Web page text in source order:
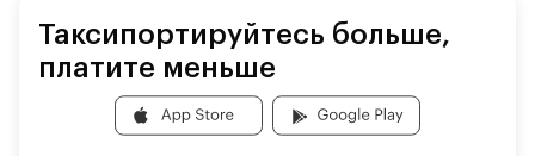
Таксипортируйтесь больше,
платите меньше